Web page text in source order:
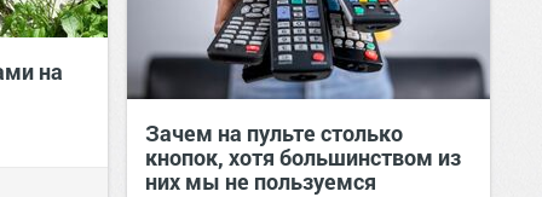
на
Зачем на пульте столько
кнопок, хотя большинством из
них мы не пользуемся